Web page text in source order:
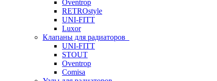
Oventrop
RETROstyle
UNI-FITT
Luxor
Клапаны для радиаторов
UNI-FITT
STOUT
Oventrop
Comisa